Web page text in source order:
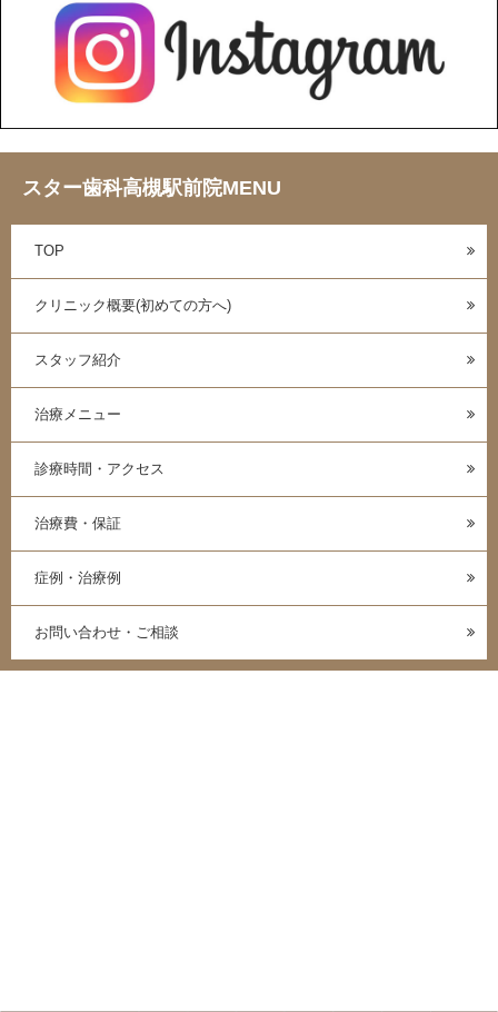
スター歯科高槻駅前院MENU
TOP
クリニック概要(初めての方へ)
スタッフ紹介
治療メニュー
診療時間・アクセス
治療費・保証
症例・治療例
お問い合わせ・ご相談